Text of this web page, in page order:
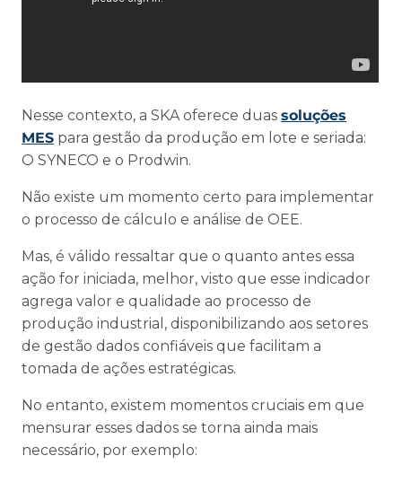
Nesse contexto, a SKA oferece duas soluções
MES para gestão da produção em lote e seriada:
O SYNECO e o Prodwin.
Não existe um momento certo para implementar
o processo de cálculo e análise de OEE.
Mas, é válido ressaltar que o quanto antes essa
ação for iniciada, melhor, visto que esse indicador
agrega valor e qualidade ao processo de
produção industrial, disponibilizando aos setores
de gestão dados confiáveis que facilitam a
tomada de ações estratégicas.
No entanto, existem momentos cruciais em que
mensurar esses dados se torna ainda mais
necessário, por exemplo: